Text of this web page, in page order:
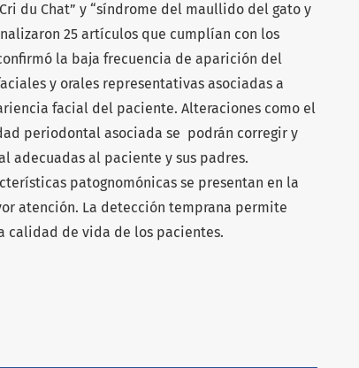
du Chat” y “síndrome del maullido del gato y
25 artículos que cumplían con los
la baja frecuencia de aparición del
y orales representativas asociadas a
facial del paciente. Alteraciones como el
periodontal asociada se podrán corregir y
adecuadas al paciente y sus padres.
patognomónicas se presentan en la
atención. La detección temprana permite
calidad de vida de los pacientes.